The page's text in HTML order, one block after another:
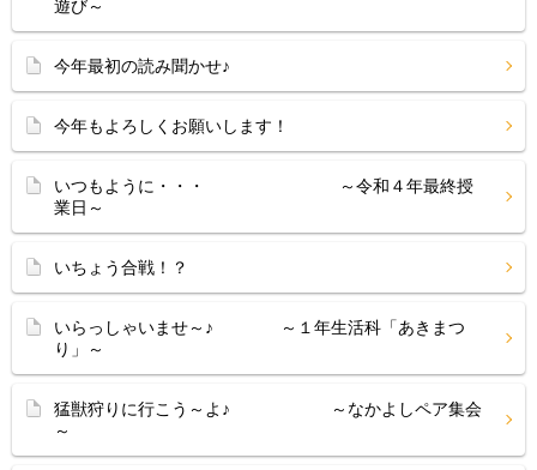
遊び～
今年最初の読み聞かせ♪
今年もよろしくお願いします！
いつもように・・・ ～令和４年最終授
業日～
いちょう合戦！？
いらっしゃいませ～♪ ～１年生活科「あきまつ
り」～
猛獣狩りに行こう～よ♪ ～なかよしペア集会
～